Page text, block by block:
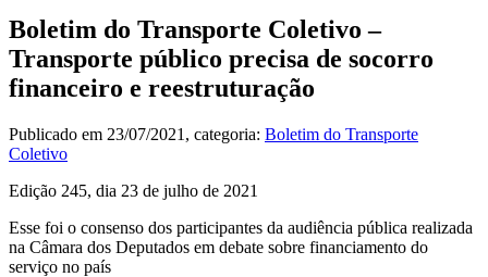
Boletim do Transporte Coletivo –
Transporte público precisa de socorro
financeiro e reestruturação
Publicado em 23/07/2021 , categoria: Boletim do Transporte
Coletivo
Edição 245, dia 23 de julho de 2021
Esse foi o consenso dos participantes da audiência pública realizada
na Câmara dos Deputados em debate sobre financiamento do
serviço no país